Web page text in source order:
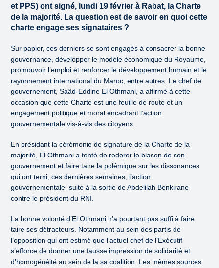
et PPS) ont signé, lundi 19 février à Rabat, la Charte
de la majorité. La question est de savoir en quoi cette
charte engage ses signataires ?
Sur papier, ces derniers se sont engagés à consacrer la bonne
gouvernance, développer le modèle économique du Royaume,
promouvoir l’emploi et renforcer le développement humain et le
rayonnement international du Maroc, entre autres. Le chef de
gouvernement, Saâd-Eddine El Othmani, a affirmé à cette
occasion que cette Charte est une feuille de route et un
engagement politique et moral encadrant l’action
gouvernementale vis-à-vis des citoyens.
En présidant la cérémonie de signature de la Charte de la
majorité, El Othmani a tenté de redorer le blason de son
gouvernement et faire taire la polémique sur les dissonances
qui ont terni, ces dernières semaines, l’action
gouvernementale, suite à la sortie de Abdelilah Benkirane
contre le président du RNI.
La bonne volonté d’El Othmani n’a pourtant pas suffi à faire
taire ses détracteurs. Notamment au sein des partis de
l’opposition qui ont estimé que l’actuel chef de l’Exécutif
s’efforce de donner une fausse impression de solidarité et
d’homogénéité au sein de la sa coalition. Les mêmes sources